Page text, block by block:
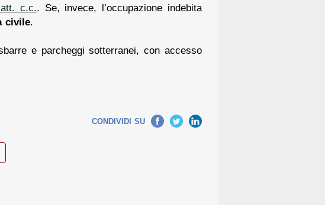
c.c.. Se, invece, l’occupazione indebita
civile.
e parcheggi sotterranei, con accesso
CONDIVIDI SUFacebookTwitterLinkedIn